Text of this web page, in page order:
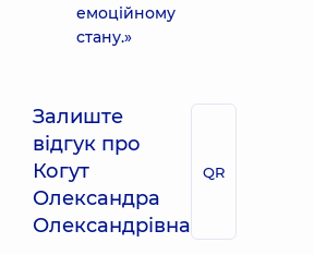
емоційному
стану.»
Залиште
відгук про
Когут
Олександра
Олександрівна
QR